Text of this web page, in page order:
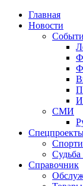
Главная
Новости
СМИ
Судьба
Справочник